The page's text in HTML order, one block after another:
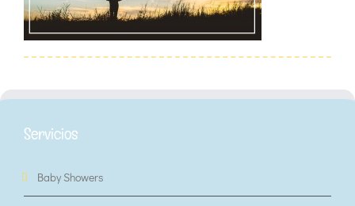
Servicios
Baby Showers